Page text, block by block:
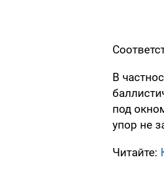
В
под
упор не
Читайте: